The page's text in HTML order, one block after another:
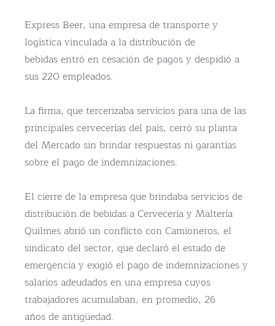
Express Beer, una empresa de transporte y
logística vinculada a la distribución de
bebidas entró en cesación de pagos y despidió a
sus 220 empleados.
La firma, que tercerizaba servicios para una de las
principales cervecerías del país, cerró su planta
del Mercado sin brindar respuestas ni garantías
sobre el pago de indemnizaciones.
El cierre de la empresa que brindaba servicios de
distribución de bebidas a Cervecería y Maltería
Quilmes abrió un conflicto con Camioneros, el
sindicato del sector, que declaró el estado de
emergencia y exigió el pago de indemnizaciones y
salarios adeudados en una empresa cuyos
trabajadores acumulaban, en promedio, 26
años de antigüedad.